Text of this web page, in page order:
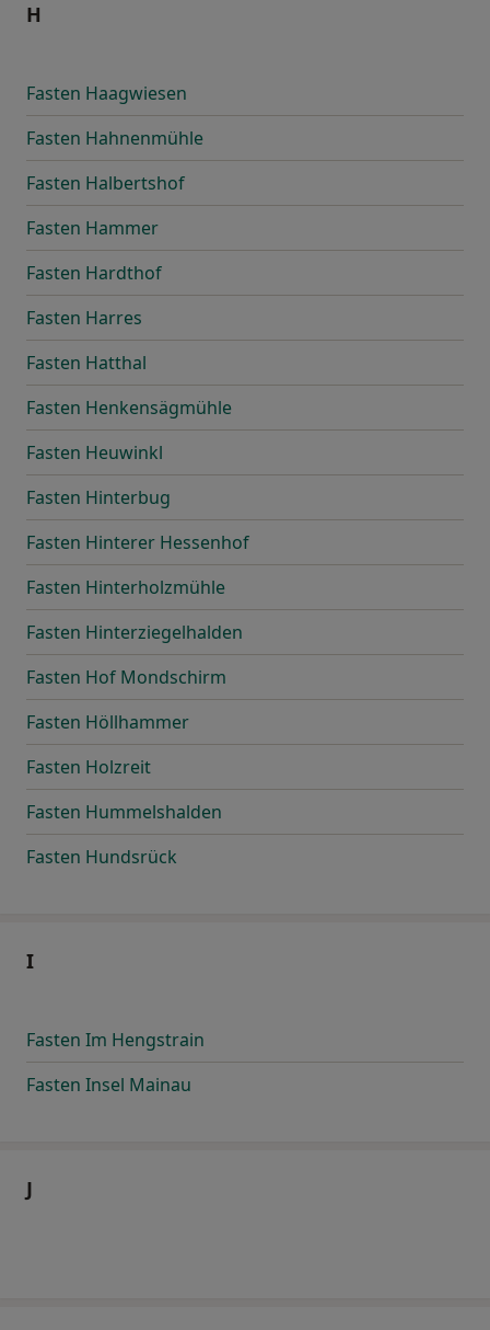
H
Fasten Haagwiesen
Fasten Hahnenmühle
Fasten Halbertshof
Fasten Hammer
Fasten Hardthof
Fasten Harres
Fasten Hatthal
Fasten Henkensägmühle
Fasten Heuwinkl
Fasten Hinterbug
Fasten Hinterer Hessenhof
Fasten Hinterholzmühle
Fasten Hinterziegelhalden
Fasten Hof Mondschirm
Fasten Höllhammer
Fasten Holzreit
Fasten Hummelshalden
Fasten Hundsrück
I
Fasten Im Hengstrain
Fasten Insel Mainau
J